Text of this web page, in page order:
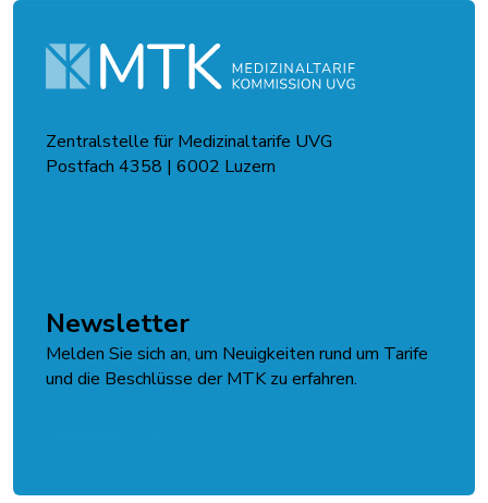
Zentralstelle für Medizinaltarife UVG
Postfach 4358 | 6002 Luzern
Newsletter
Melden Sie sich an, um Neuigkeiten rund um Tarife
und die Beschlüsse der MTK zu erfahren.